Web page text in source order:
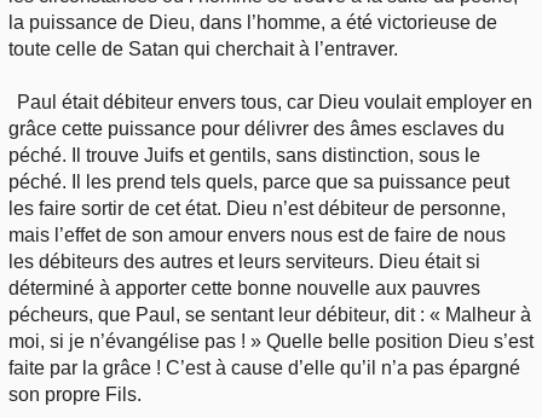
la puissance de Dieu, dans l’homme, a été victorieuse de
toute celle de Satan qui cherchait à l’entraver.
Paul était débiteur envers tous, car Dieu voulait employer en
grâce cette puissance pour délivrer des âmes esclaves du
péché. Il trouve Juifs et gentils, sans distinction, sous le
péché. Il les prend tels quels, parce que sa puissance peut
les faire sortir de cet état. Dieu n’est débiteur de personne,
mais l’effet de son amour envers nous est de faire de nous
les débiteurs des autres et leurs serviteurs. Dieu était si
déterminé à apporter cette bonne nouvelle aux pauvres
pécheurs, que Paul, se sentant leur débiteur, dit : « Malheur à
moi, si je n’évangélise pas ! » Quelle belle position Dieu s’est
faite par la grâce ! C’est à cause d’elle qu’il n’a pas épargné
son propre Fils.